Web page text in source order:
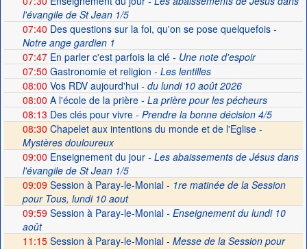
l'évangile de St Jean 1/5
07:40 Des questions sur la foi, qu'on se pose quelquefois-
Notre ange gardien 1
07:47En parler c'est parfois la clé- Une note d'espoir
07:50 Gastronomie et religion - Les lentilles
08:00 Vos RDV aujourd'hui- du lundi 10 août 2026
08:00 A l'école de la prière- La prière pour les pécheurs
08:13 Des clés pour vivre- Prendre la bonne décision 4/5
08:30 Chapelet aux intentions du monde et de l'Eglise -
Mystères douloureux
09:00 Enseignement du jour- Les abaissements de Jésus dans
l'évangile de St Jean 1/5
09:09 Session à Paray-le-Monial - 1re matinée de la Session
pour Tous, lundi 10 aout
09:59Session à Paray-le-Monial- Enseignement du lundi 10
août
11:15Session à Paray-le-Monial - Messe de la Session pour